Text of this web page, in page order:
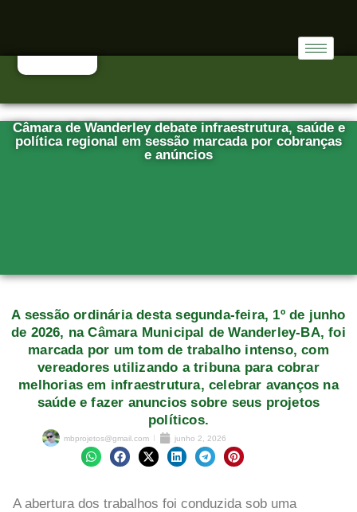
Câmara de Wanderley debate infraestrutura, saúde e
política regional em sessão marcada por cobranças
e anúncios
A sessão ordinária desta segunda-feira, 1º de junho
de 2026, na Câmara Municipal de Wanderley-BA, foi
marcada por um tom de trabalho intenso, com
vereadores utilizando a tribuna para cobrar
melhorias em infraestrutura, celebrar avanços na
saúde e fazer anuncios sobre seus projetos
políticos.
mbprojetos@gmail.com junho 2, 2026
A abertura dos trabalhos foi conduzida sob uma